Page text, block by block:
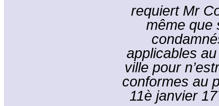
requiert Mr
même que
applicables
ville pour
conformes au
11è janvier